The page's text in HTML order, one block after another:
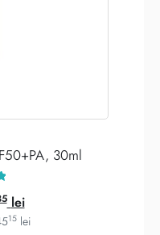
30ml
leiPrețul
curent
15 lei